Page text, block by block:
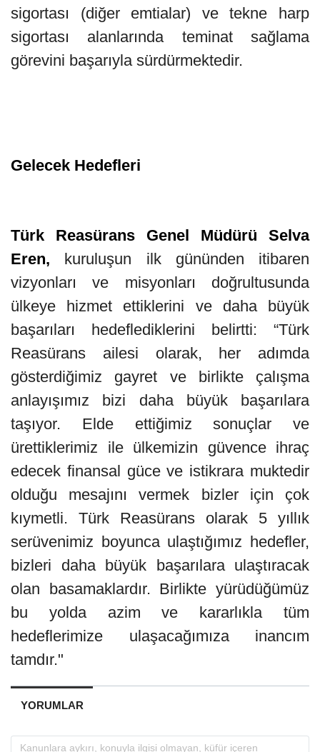
sigortası (diğer emtialar) ve tekne harp
sigortası alanlarında teminat sağlama
görevini başarıyla sürdürmektedir.
Gelecek Hedefleri
Türk Reasürans Genel Müdürü Selva
Eren, kuruluşun ilk gününden itibaren
vizyonları ve misyonları doğrultusunda
ülkeye hizmet ettiklerini ve daha büyük
başarıları hedeflediklerini belirtti: “Türk
Reasürans ailesi olarak, her adımda
gösterdiğimiz gayret ve birlikte çalışma
anlayışımız bizi daha büyük başarılara
taşıyor. Elde ettiğimiz sonuçlar ve
ürettiklerimiz ile ülkemizin güvence ihraç
edecek finansal güce ve istikrara muktedir
olduğu mesajını vermek bizler için çok
kıymetli. Türk Reasürans olarak 5 yıllık
serüvenimiz boyunca ulaştığımız hedefler,
bizleri daha büyük başarılara ulaştıracak
olan basamaklardır. Birlikte yürüdüğümüz
bu yolda azim ve kararlıkla tüm
hedeflerimize ulaşacağımıza inancım
tamdır."
YORUMLAR